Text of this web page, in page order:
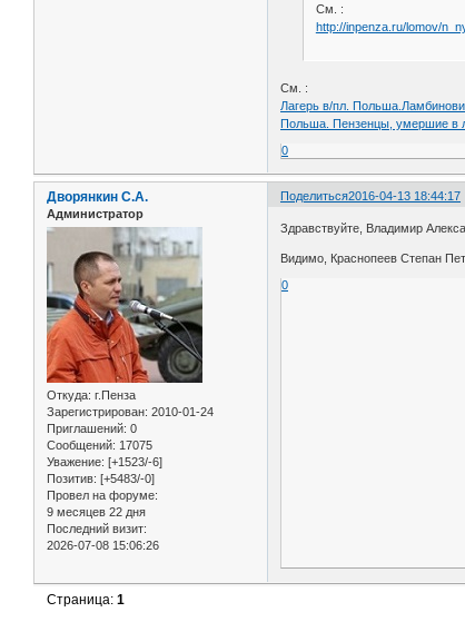
См. :
http://inpenza.ru/lomov/
См. :
Лагерь в/пл.
Польша. Пензенцы, умершие в
0
Поделиться2016-04-13 18:44:17
Дворянкин С.А.
Администратор
Откуда: г.Пенза
Зарегистрирован: 2010-01-24
Приглашений: 0
Сообщений: 17075
Уважение: [+1523/-6]
Позитив: [+5483/-0]
Провел на форуме:
9 месяцев 22 дня
Последний визит:
2026-07-08 15:06:26
Здравствуйте, Владимир
Видимо, Краснопеев Степан
0
Страница:1